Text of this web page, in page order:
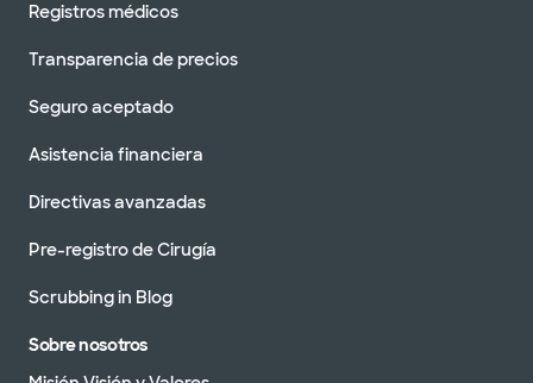
Registros médicos
Transparencia de precios
Seguro aceptado
Asistencia financiera
Directivas avanzadas
Pre-registro de Cirugía
Scrubbing in Blog
Sobre nosotros